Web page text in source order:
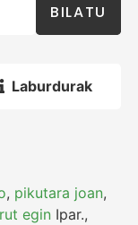
BILATU
Laburdurak
, pikutara joan,
egin Ipar.,